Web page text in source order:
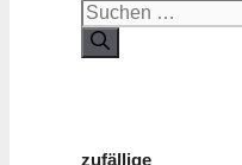
Suchen
nach:
zufällige